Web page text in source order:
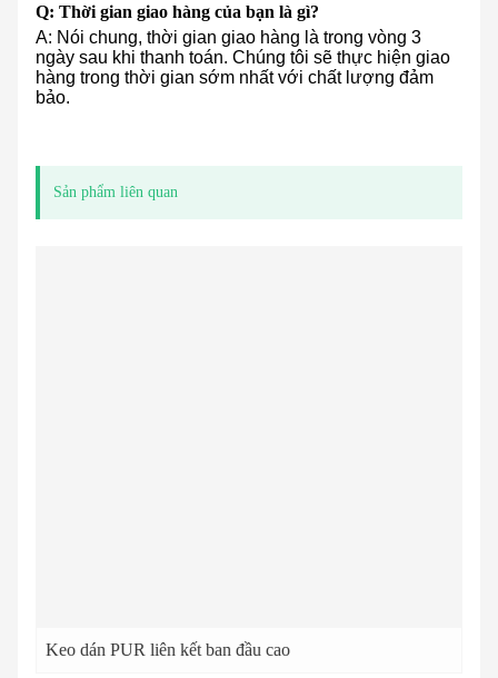
Q: Thời gian giao hàng của bạn là gì?
A: Nói chung, thời gian giao hàng là trong vòng 3
ngày sau khi thanh toán. Chúng tôi sẽ thực hiện giao
hàng trong thời gian sớm nhất với chất lượng đảm
bảo.
Sản phẩm liên quan
Keo dán PUR liên kết ban đầu cao